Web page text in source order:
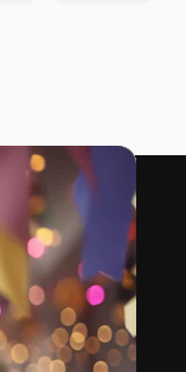
कंपनी
मूल्य निर्धारण
हमारे बारे में
रिव्यू